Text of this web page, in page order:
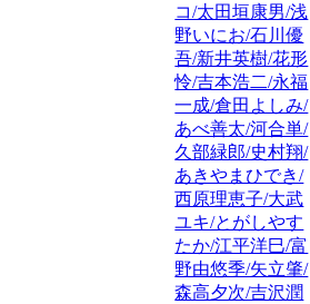
コ/太田垣康男/浅
野いにお/石川優
吾/新井英樹/花形
怜/吉本浩二/永福
一成/倉田よしみ/
あべ善太/河合単/
久部緑郎/史村翔/
あきやまひでき/
西原理恵子/大武
ユキ/とがしやす
たか/江平洋巳/富
野由悠季/矢立肇/
森高夕次/吉沢潤